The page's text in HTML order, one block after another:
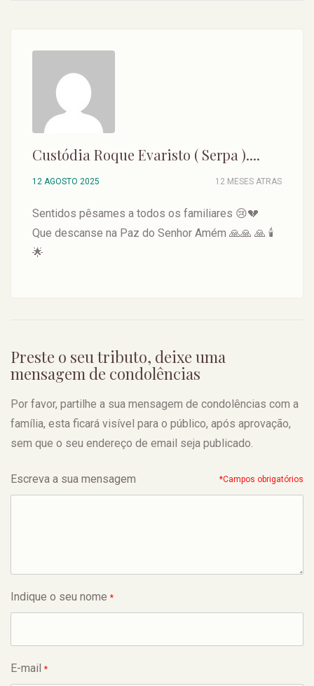
Custódia Roque Evaristo ( Serpa )....
12 AGOSTO 2025 12 MESES ATRAS
Sentidos pêsames a todos os familiares 😢💔
Que descanse na Paz do Senhor Amém 🙏🙏 🙏 🕯️
🌟
Preste o seu tributo, deixe uma
mensagem de condolências
Por favor, partilhe a sua mensagem de condolências com a
família, esta ficará visível para o público, após aprovação,
sem que o seu endereço de email seja publicado.
Escreva a sua mensagem *Campos obrigatórios
Indique o seu nome *
E-mail *